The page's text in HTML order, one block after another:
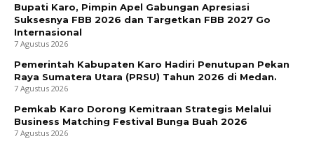
Bupati Karo, Pimpin Apel Gabungan Apresiasi
Suksesnya FBB 2026 dan Targetkan FBB 2027 Go
Internasional
7 Agustus 2026
Pemerintah Kabupaten Karo Hadiri Penutupan Pekan
Raya Sumatera Utara (PRSU) Tahun 2026 di Medan.
7 Agustus 2026
Pemkab Karo Dorong Kemitraan Strategis Melalui
Business Matching Festival Bunga Buah 2026
7 Agustus 2026